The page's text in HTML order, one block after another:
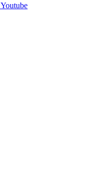
Youtube